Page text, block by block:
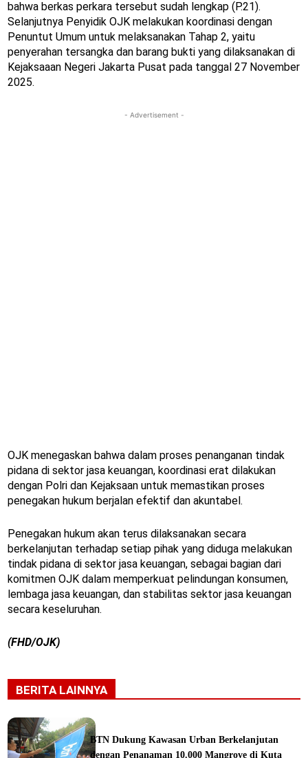
bahwa berkas perkara tersebut sudah lengkap (P.21).
Selanjutnya Penyidik OJK melakukan koordinasi dengan
Penuntut Umum untuk melaksanakan Tahap 2, yaitu
penyerahan tersangka dan barang bukti yang dilaksanakan di
Kejaksaaan Negeri Jakarta Pusat pada tanggal 27 November
2025.
- Advertisement -
OJK menegaskan bahwa dalam proses penanganan tindak
pidana di sektor jasa keuangan, koordinasi erat dilakukan
dengan Polri dan Kejaksaan untuk memastikan proses
penegakan hukum berjalan efektif dan akuntabel.
Penegakan hukum akan terus dilaksanakan secara
berkelanjutan terhadap setiap pihak yang diduga melakukan
tindak pidana di sektor jasa keuangan, sebagai bagian dari
komitmen OJK dalam memperkuat pelindungan konsumen,
lembaga jasa keuangan, dan stabilitas sektor jasa keuangan
secara keseluruhan.
(FHD/OJK)
BERITA LAINNYA
BTN Dukung Kawasan Urban Berkelanjutan
dengan Penanaman 10.000 Mangrove di Kuta